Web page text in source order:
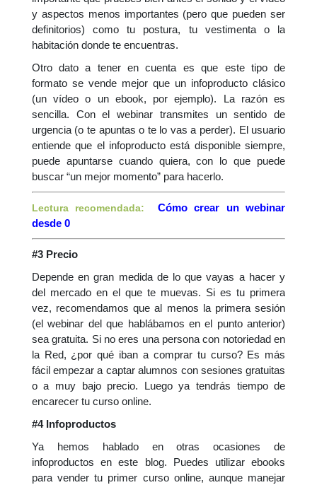
y aspectos menos importantes (pero que pueden ser
definitorios) como tu postura, tu vestimenta o la
habitación donde te encuentras.
Otro dato a tener en cuenta es que este tipo de
formato se vende mejor que un infoproducto clásico
(un vídeo o un ebook, por ejemplo). La razón es
sencilla. Con el webinar transmites un sentido de
urgencia (o te apuntas o te lo vas a perder). El usuario
entiende que el infoproducto está disponible siempre,
puede apuntarse cuando quiera, con lo que puede
buscar “un mejor momento” para hacerlo.
Lectura recomendada:
Cómo crear un webinar
desde 0
#3 Precio
Depende en gran medida de lo que vayas a hacer y
del mercado en el que te muevas. Si es tu primera
vez, recomendamos que al menos la primera sesión
(el webinar del que hablábamos en el punto anterior)
sea gratuita. Si no eres una persona con notoriedad en
la Red, ¿por qué iban a comprar tu curso? Es más
fácil empezar a captar alumnos con sesiones gratuitas
o a muy bajo precio. Luego ya tendrás tiempo de
encarecer tu curso online.
#4 Infoproductos
Ya hemos hablado en otras ocasiones de
infoproductos en este blog. Puedes utilizar ebooks
para vender tu primer curso online, aunque manejar